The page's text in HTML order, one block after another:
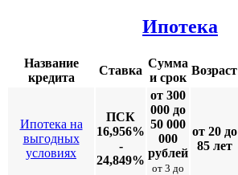
Ипотека
Название
кредита
Ставка
Сумма
и срок
Возраст
Ипотека на
выгодных
условиях
ПСК
16,956%
-
24,849%
от 300
000 до
50 000
000
рублей
от 3 до
от 20 до
85 лет